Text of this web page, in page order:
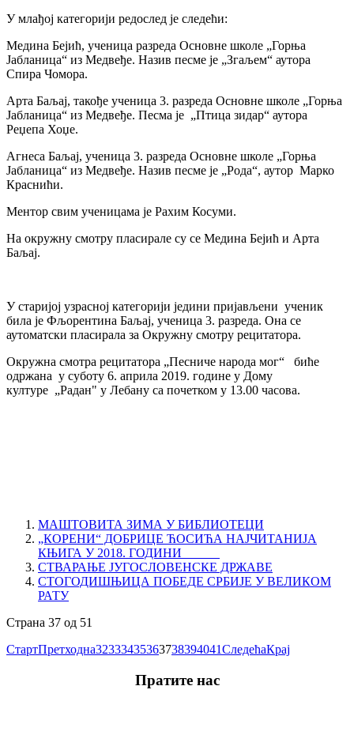
У млађој категорији редослед је следећи:
Медина Бејић, ученица разреда Основне школе „Горња
Јабланица“ из Медвеђе. Назив песме је „Згаљем“ аутора
Спира Чомора.
Арта Баљај, такође ученица 3. разреда Основне школе „Горња
Јабланица“ из Медвеђе. Песма је „Птица зидар“ аутора
Реџепа Хоџе.
Агнеса Баљај, ученица 3. разреда Основне школе „Горња
Јабланица“ из Медвеђе. Назив песме је „Рода“, аутор Марко
Краснићи.
Ментор свим ученицама је Рахим Косуми.
На окружну смотру пласирале су се Медина Бејић и Арта
Баљај.
У старијој узрасној категорији једини пријављени ученик
била је Фљорентина Баљај, ученица 3. разреда. Она се
аутоматски пласирала за Окружну смотру рецитатора.
Окружна смотра рецитатора „Песниче народа мог“ биће
одржана у суботу 6. априла 2019. године у Дому
културе „Радан" у Лебану са почетком у 13.00 часова.
МАШТОВИТА ЗИМА У БИБЛИОТЕЦИ
„КОРЕНИ“ ДОБРИЦЕ ЋОСИЋА НАЈЧИТАНИЈА
КЊИГА У 2018. ГОДИНИ
СТВАРАЊЕ ЈУГОСЛОВЕНСКЕ ДРЖАВЕ
СТОГОДИШЊИЦА ПОБЕДЕ СРБИЈЕ У ВЕЛИКОМ
РАТУ
Страна 37 од 51
СтартПретходна32333435363738394041СледећаКрај
Пратите нас